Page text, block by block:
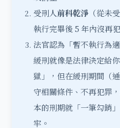
受刑人前科乾淨 （從未
執行完畢後 5 年內沒再
法官認為「暫不執行為
緩刑就像是法律決定給
獄」，但在緩刑期間（
守相關條件、不再犯罪
本的刑期就「一筆勾銷
牢。